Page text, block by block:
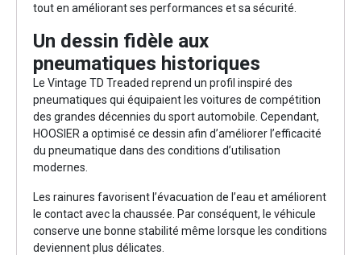
tout en améliorant ses performances et sa sécurité.
Un dessin fidèle aux
pneumatiques historiques
Le Vintage TD Treaded reprend un profil inspiré des
pneumatiques qui équipaient les voitures de compétition
des grandes décennies du sport automobile. Cependant,
HOOSIER a optimisé ce dessin afin d’améliorer l’efficacité
du pneumatique dans des conditions d’utilisation
modernes.
Les rainures favorisent l’évacuation de l’eau et améliorent
le contact avec la chaussée. Par conséquent, le véhicule
conserve une bonne stabilité même lorsque les conditions
deviennent plus délicates.